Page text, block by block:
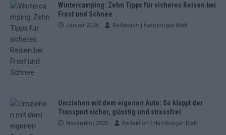
Wintercamping: Zehn Tipps für sicheres Reisen bei
Frost und Schnee
Januar 2026 Redaktion | Hamburger Blatt
Umziehen mit dem eigenen Auto: So klappt der
Transport sicher, günstig und stressfrei
November 2025 Redaktion | Hamburger Blatt